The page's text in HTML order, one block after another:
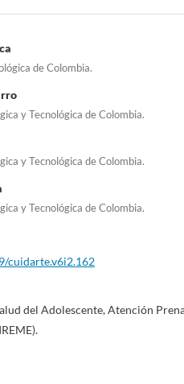
de Colombia.
y Tecnológica de Colombia.
y Tecnológica de Colombia.
y Tecnológica de Colombia.
cuidarte.v6i2.162
del Adolescente, Atención